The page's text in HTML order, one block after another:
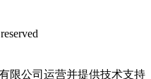
限公司运营并提供技术支持